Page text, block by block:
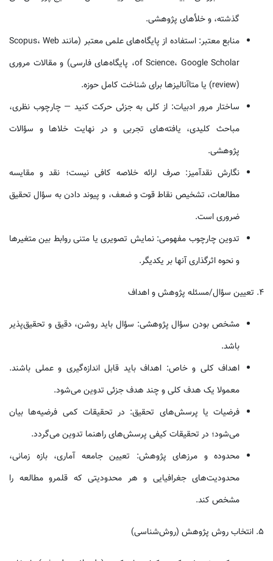
گذشته، و خلأهای پژوهشی.
منابع معتبر: استفاده از پایگاه‌های علمی معتبر (مانند Scopus، Web
of Science، Google Scholar، پایگاه‌های فارسی) و مقالات مروری
(review) یا متاآنالیزها برای شناخت کامل حوزه.
ساختار مرور ادبیات: از کلی به جزئی حرکت کنید — چارچوب نظری،
مباحث کلیدی، یافته‌های تجربی و در نهایت خلاها و سؤالات
پژوهشی.
نگارش نقدآمیز: صرف ارائه خلاصه کافی نیست؛ نقد و مقایسه
مطالعات، تشخیص نقاط قوت و ضعف، و پیوند دادن به سؤال تحقیق
ضروری است.
تدوین چارچوب مفهومی: نمایش تصویری یا متنی روابط بین متغیرها
و نحوه اثرگذاری آنها بر یکدیگر.
۴. تعیین سؤال/مسئله پژوهش و اهداف
مشخص بودن سؤال پژوهشی: سؤال باید روشن، دقیق و تحقیق‌پذیر
باشد.
اهداف کلی و خاص: اهداف باید قابل اندازه‌گیری و عملی باشند.
معمولا یک هدف کلی و چند هدف جزئی تدوین می‌شود.
فرضیات یا پرسش‌های تحقیق: در تحقیقات کمی فرضیه‌ها بیان
می‌شود؛ در تحقیقات کیفی پرسش‌های راهنما تدوین می‌گردد.
محدوده و مرزهای پژوهش: تعیین جامعه آماری، بازه زمانی،
محدودیت‌های جغرافیایی و هر محدودیتی که قلمرو مطالعه را
مشخص کند.
۵. انتخاب روش پژوهش (روش‌شناسی)